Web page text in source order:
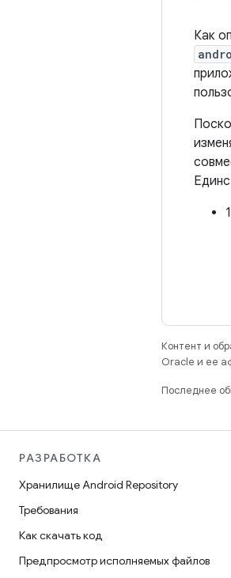
Как
Контент и
Oracle и ее
Последнее
РАЗРАБОТКА
Хранилище Android Repository
Требования
Как скачать код
Предпросмотр исполняемых файлов